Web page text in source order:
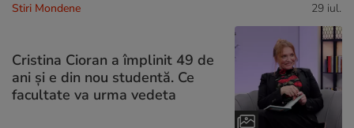
Stiri Mondene 29 iul.
Cristina Cioran a împlinit 49 de
ani și e din nou studentă. Ce
facultate va urma vedeta